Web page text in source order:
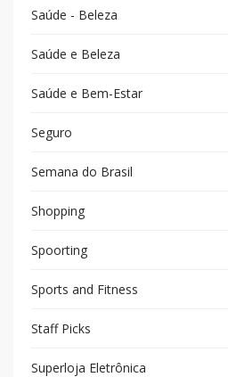
Saúde - Beleza
Saúde e Beleza
Saúde e Bem-Estar
Seguro
Semana do Brasil
Shopping
Spoorting
Sports and Fitness
Staff Picks
Superloja Eletrônica